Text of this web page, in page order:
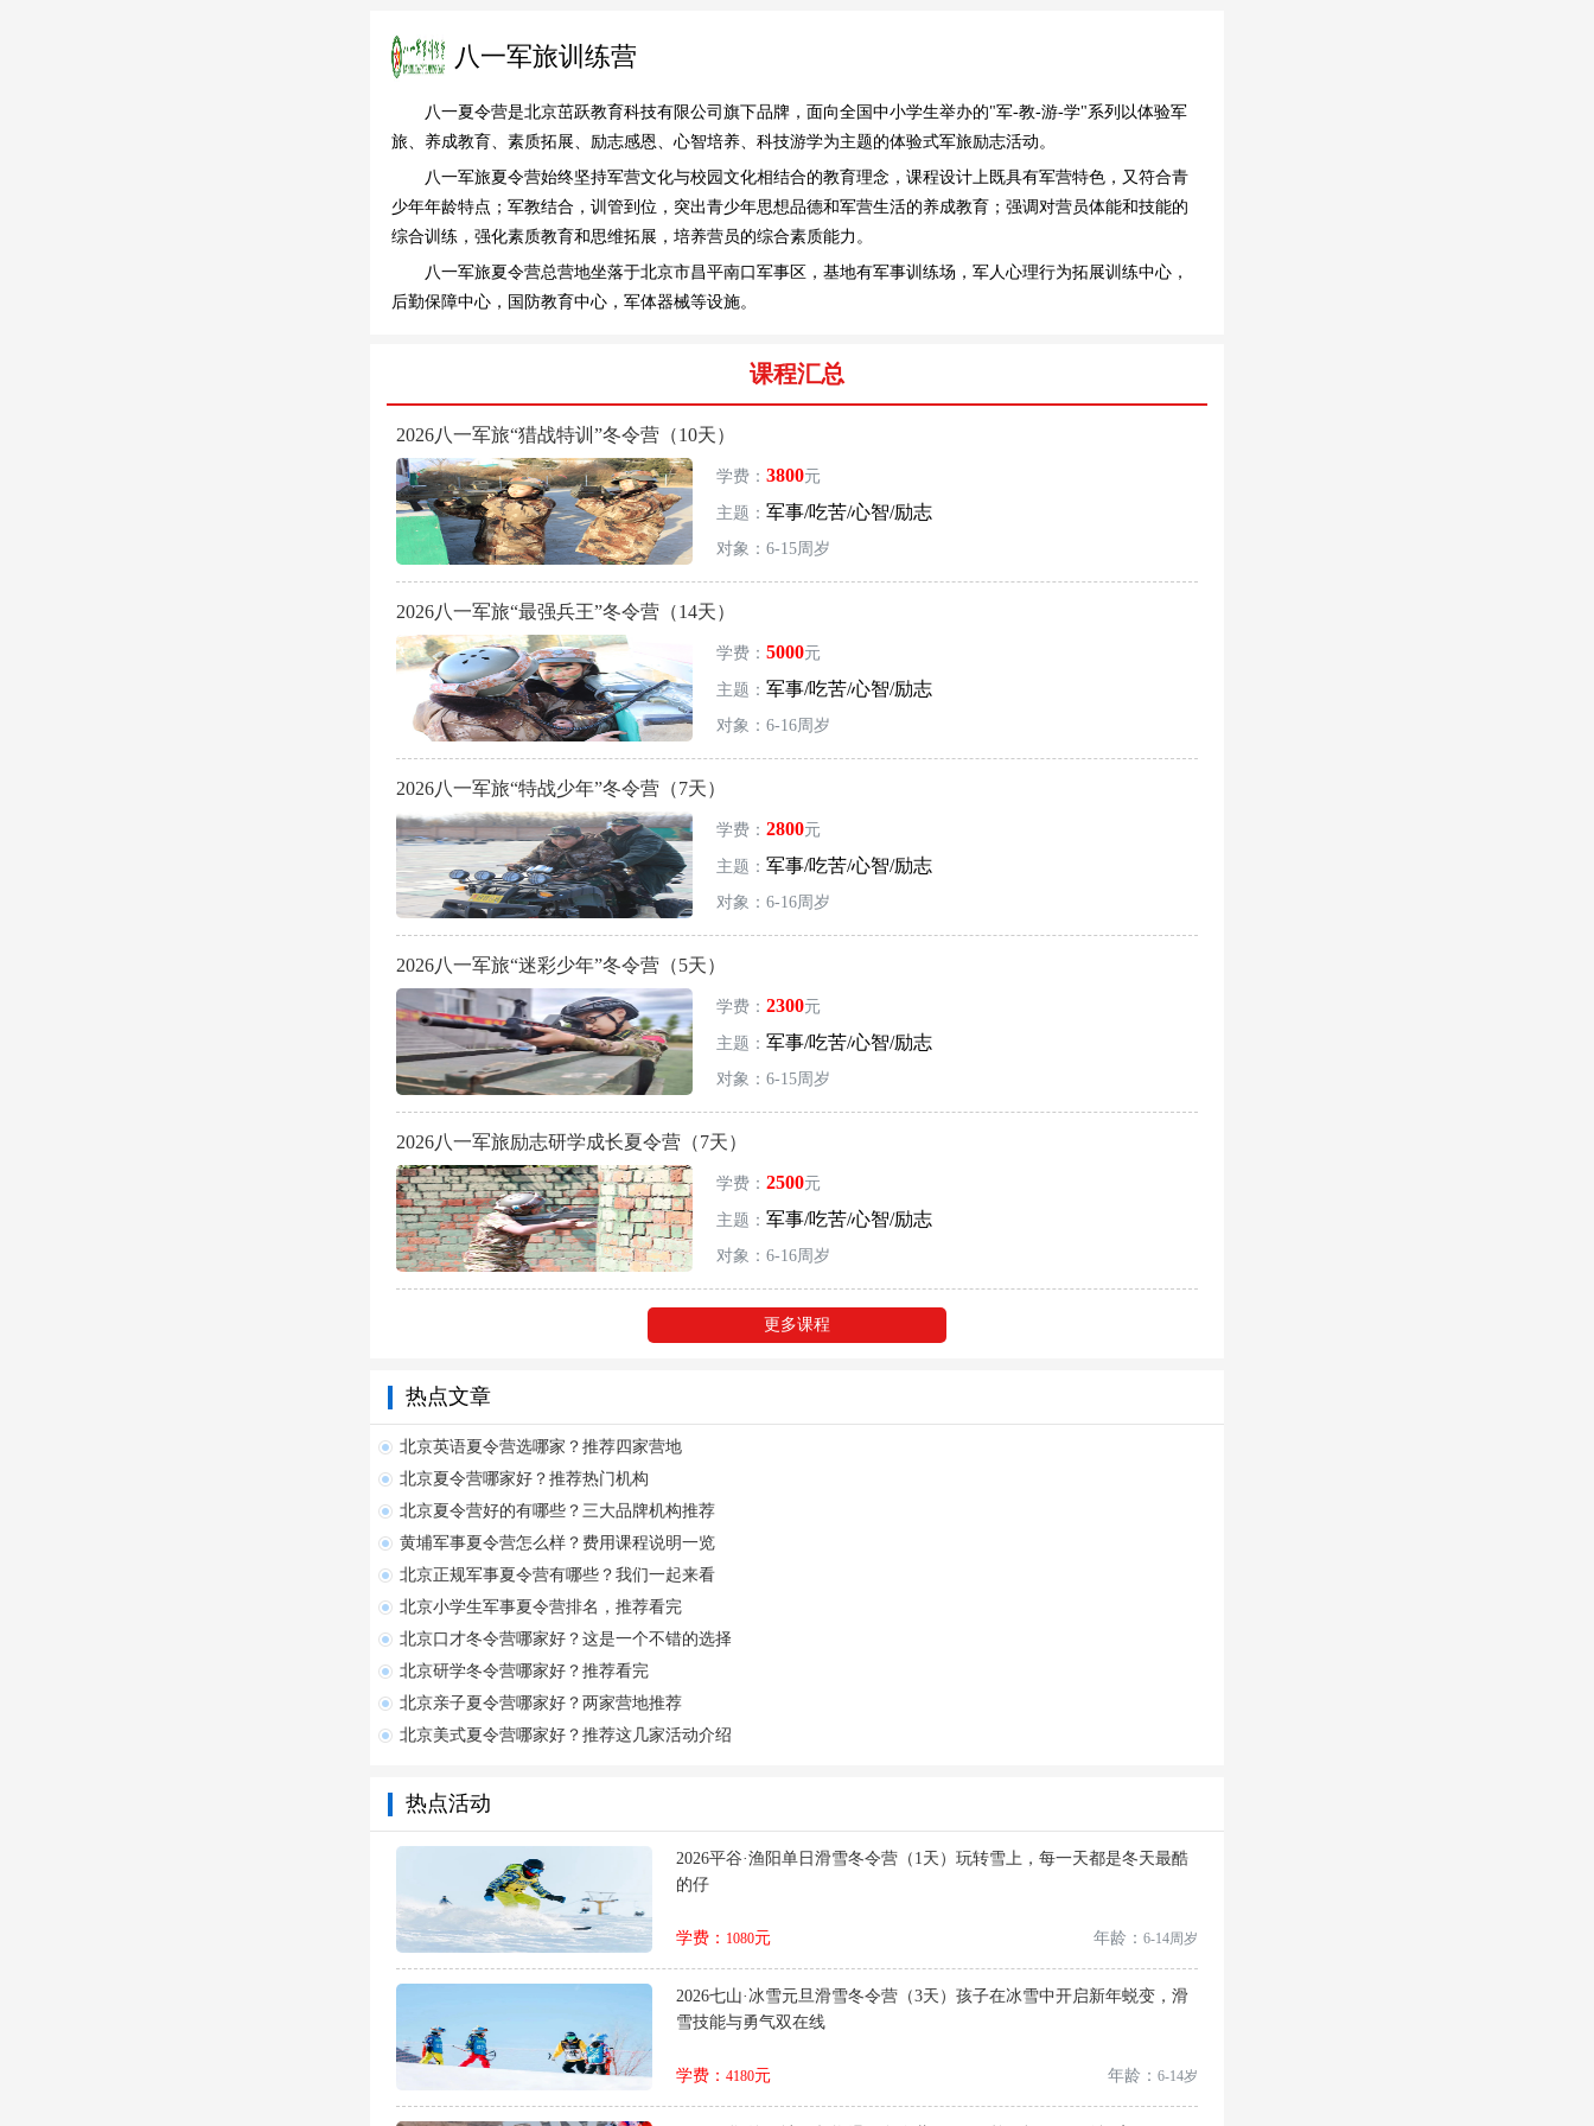
八一军旅训练营
八一夏令营是北京茁跃教育科技有限公司旗下品牌，面向全国中小学生举办的"军-教-游-学"系列以体验军
旅、养成教育、素质拓展、励志感恩、心智培养、科技游学为主题的体验式军旅励志活动。
八一军旅夏令营始终坚持军营文化与校园文化相结合的教育理念，课程设计上既具有军营特色，又符合青
少年年龄特点；军教结合，训管到位，突出青少年思想品德和军营生活的养成教育；强调对营员体能和技能的
综合训练，强化素质教育和思维拓展，培养营员的综合素质能力。
八一军旅夏令营总营地坐落于北京市昌平南口军事区，基地有军事训练场，军人心理行为拓展训练中心，
后勤保障中心，国防教育中心，军体器械等设施。
课程汇总
2026八一军旅“猎战特训”冬令营（10天）
学费：3800元
主题：军事/吃苦/心智/励志
对象：6-15周岁
2026八一军旅“最强兵王”冬令营（14天）
学费：5000元
主题：军事/吃苦/心智/励志
对象：6-16周岁
2026八一军旅“特战少年”冬令营（7天）
学费：2800元
主题：军事/吃苦/心智/励志
对象：6-16周岁
2026八一军旅“迷彩少年”冬令营（5天）
学费：2300元
主题：军事/吃苦/心智/励志
对象：6-15周岁
2026八一军旅励志研学成长夏令营（7天）
学费：2500元
主题：军事/吃苦/心智/励志
对象：6-16周岁
更多课程
热点文章
北京英语夏令营选哪家？推荐四家营地
北京夏令营哪家好？推荐热门机构
北京夏令营好的有哪些？三大品牌机构推荐
黄埔军事夏令营怎么样？费用课程说明一览
北京正规军事夏令营有哪些？我们一起来看
北京小学生军事夏令营排名，推荐看完
北京口才冬令营哪家好？这是一个不错的选择
北京研学冬令营哪家好？推荐看完
北京亲子夏令营哪家好？两家营地推荐
北京美式夏令营哪家好？推荐这几家活动介绍
热点活动
2026平谷·渔阳单日滑雪冬令营（1天）玩转雪上，每一天都是冬天最酷
的仔
学费： 1080元 年龄：6-14周岁
2026七山·冰雪元旦滑雪冬令营（3天）孩子在冰雪中开启新年蜕变，滑
雪技能与勇气双在线
学费：4180元 年龄：6-14岁